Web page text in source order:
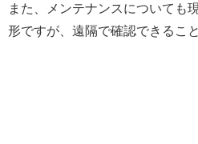
また、メンテナンスについても
形ですが、遠隔で確認できるこ